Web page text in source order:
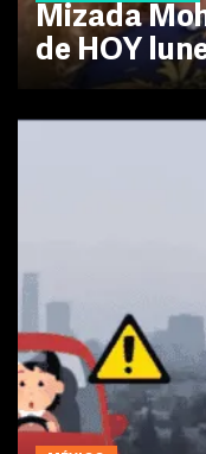
Mizada
de HOY